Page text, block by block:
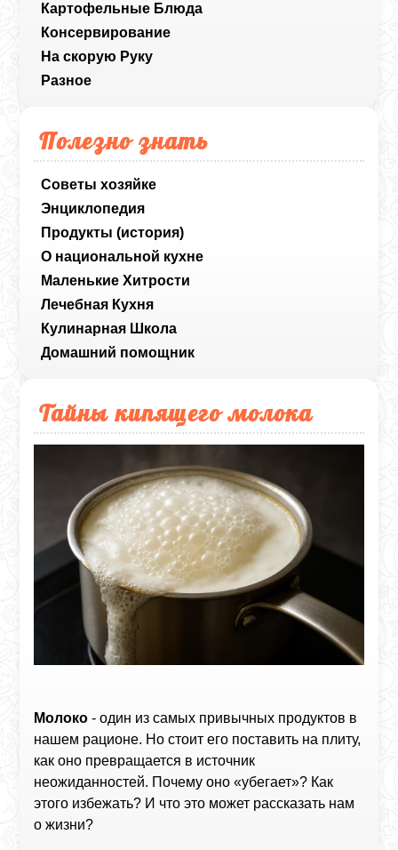
Картофельные Блюда
Консервирование
На скорую Руку
Разное
Полезно знать
Советы хозяйке
Энциклопедия
Продукты (история)
О национальной кухне
Маленькие Хитрости
Лечебная Кухня
Кулинарная Школа
Домашний помощник
Тайны кипящего молока
Молоко - один из самых привычных продуктов в
нашем рационе. Но стоит его поставить на плиту,
как оно превращается в источник
неожиданностей. Почему оно «убегает»? Как
этого избежать? И что это может рассказать нам
о жизни?